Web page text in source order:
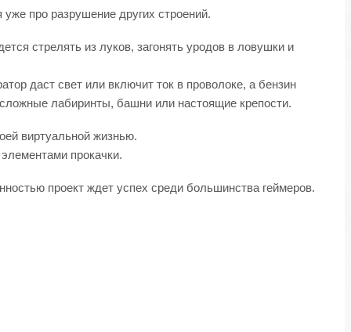
про разрушение других строений.
стрелять из луков, загонять уродов в ловушки и
даст свет или включит ток в проволоке, а бензин
лабиринты, башни или настоящие крепости.
виртуальной жизнью.
прокачки.
проект ждет успех среди большинства геймеров.